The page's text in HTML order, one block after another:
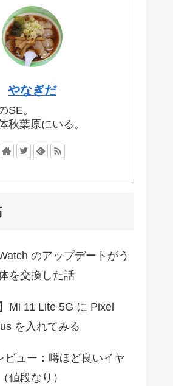
やなぎだ
SE。
秋葉原にいる。
のアップデートがう
を交換した話
Mi 11 Lite 5G に Pixel
を入れてみる
ビュー：噂ほど良いイヤ
値段なり）